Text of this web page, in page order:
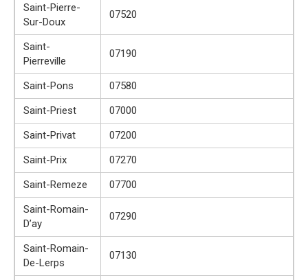
Saint-Pierre-
Sur-Doux
07520
Saint-
Pierreville
07190
Saint-Pons
07580
Saint-Priest
07000
Saint-Privat
07200
Saint-Prix
07270
Saint-Remeze
07700
Saint-Romain-
D’ay
07290
Saint-Romain-
De-Lerps
07130